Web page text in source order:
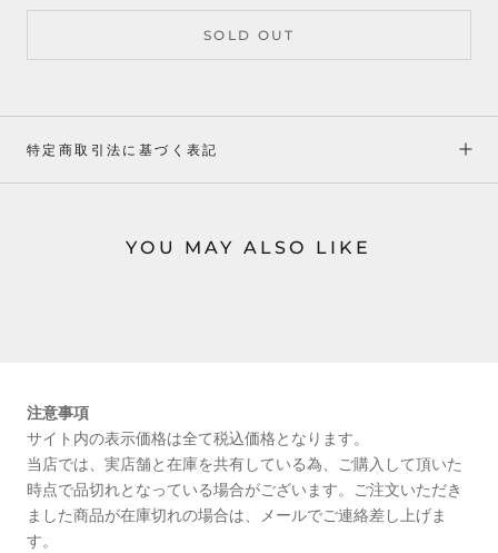
SOLD OUT
特定商取引法に基づく表記
YOU MAY ALSO LIKE
注意事項
サイト内の表示価格は全て税込価格となります。
当店では、実店舗と在庫を共有している為、ご購入して頂いた
時点で品切れとなっている場合がございます。ご注文いただき
ました商品が在庫切れの場合は、メールでご連絡差し上げま
す。